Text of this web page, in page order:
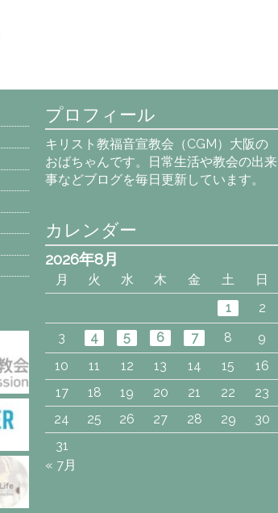
プロフィール
キリスト教福音宣教会（CGM）大阪の
おばちゃんです。日常生活や教会の出来
事などブログを毎日更新しています。
カレンダー
2026年8月
月 火 水 木 金 土
日
1
2
3
4 5 6 7 8
9
10
11 12 13 14 15
16
17
18 19 20 21 22
23
24
25 26 27 28 29
30
31
« 7月